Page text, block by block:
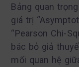
Bảng quan
giá trị
“Pearson Chi-
bác bỏ giả
mối quan hệ